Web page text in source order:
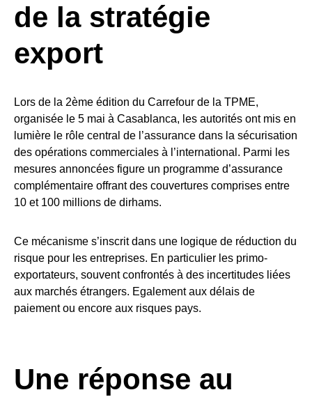
de la stratégie
export
Lors de la 2ème édition du Carrefour de la TPME,
organisée le 5 mai à Casablanca, les autorités ont mis en
lumière le rôle central de l’assurance dans la sécurisation
des opérations commerciales à l’international. Parmi les
mesures annoncées figure un programme d’assurance
complémentaire offrant des couvertures comprises entre
10 et 100 millions de dirhams.
Ce mécanisme s’inscrit dans une logique de réduction du
risque pour les entreprises. En particulier les primo-
exportateurs, souvent confrontés à des incertitudes liées
aux marchés étrangers. Egalement aux délais de
paiement ou encore aux risques pays.
Une réponse au